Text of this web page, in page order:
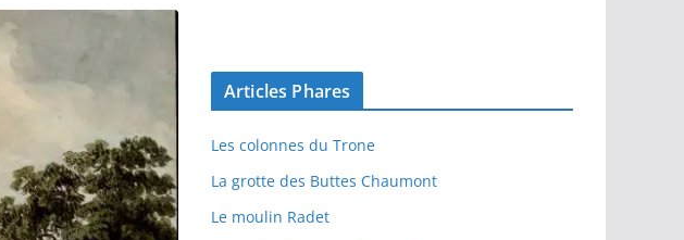
Articles Phares
Les colonnes du Trone
La grotte des Buttes Chaumont
Le moulin Radet